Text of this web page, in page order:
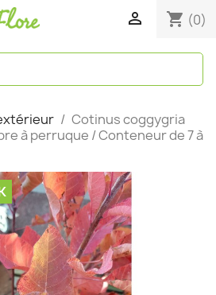
 shopping_cart (0)
Cotinus coggygria
à perruque / Conteneur de 7 à